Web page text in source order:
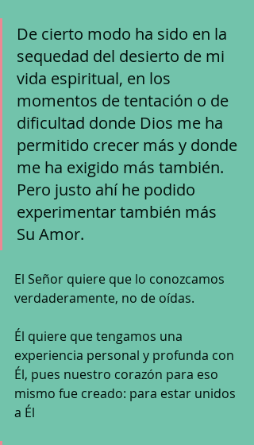
De cierto modo ha sido en la
sequedad del desierto de mi
vida espiritual, en los
momentos de tentación o de
dificultad donde Dios me ha
permitido crecer más y donde
me ha exigido más también.
Pero justo ahí he podido
experimentar también más
Su Amor.
El Señor quiere que lo conozcamos
verdaderamente, no de oídas.
Él quiere que tengamos una
experiencia personal y profunda con
Él, pues nuestro corazón para eso
mismo fue creado: para estar unidos
a Él